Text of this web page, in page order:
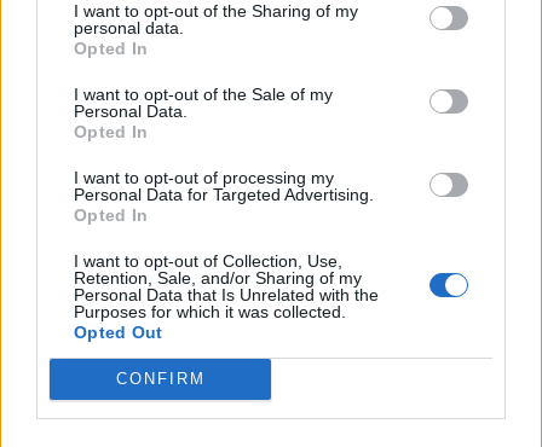
I want to opt-out of the Sharing of my
personal data.
Opted In
I want to opt-out of the Sale of my
Personal Data.
Opted In
I want to opt-out of processing my
Personal Data for Targeted Advertising.
Opted In
I want to opt-out of Collection, Use,
Retention, Sale, and/or Sharing of my
Personal Data that Is Unrelated with the
Purposes for which it was collected.
Opted Out
CONFIRM
ΑΕΠ εκτιμάται σε 5,5 δισ. ευρώ (3,3% του ΑΕΠ). Έτσι, για
κάθε 1 ευρώ προστιθέμενης αξίας των εταιρειών που
δραστηριοποιούνται στον κλάδο του φαρμάκου,
δημιουργούνται άλλα 2,2 ευρώ στο σύνολο της ελληνικής
οικονομίας. Σε όρους απασχόλησης, η συνολική συνεισφορά
εκτιμάται σε 123 χιλ. θέσεις εργασίας (ή 3,3% της συνολικής
απασχόλησης). Δηλαδή, κάθε θέση εργασίας στον κλάδο του
απασχόλησης συνολικά στην οικονομία. Τέλος, η επίδραση
στα φορολογικά έσοδα από τη δραστηριότητα του κλάδου
φαρμάκου εκτιμάται περίπου στα 1,5 δισ. ευρώ.
Οι επενδύσεις που θα αλλάξουν το τοπίο στην Ελλάδα